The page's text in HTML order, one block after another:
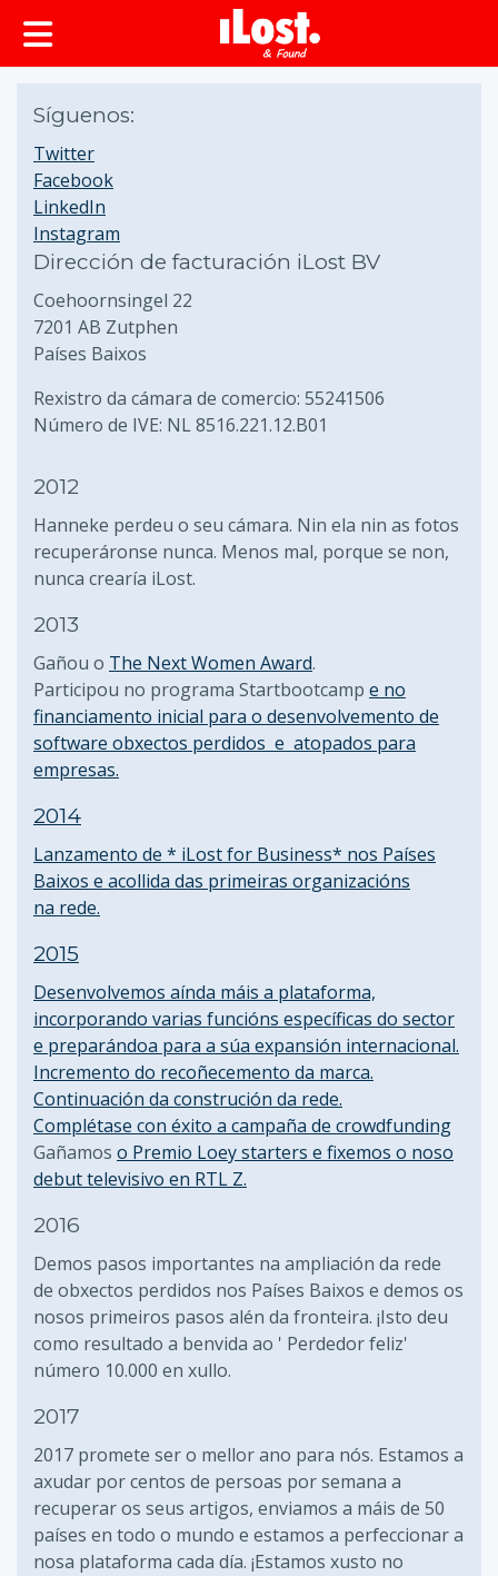
Síguenos:
Twitter
Facebook
LinkedIn
Instagram
Dirección de facturación iLost BV
Coehoornsingel 22
7201 AB Zutphen
Países Baixos
Rexistro da cámara de comercio: 55241506
Número de IVE: NL 8516.221.12.B01
2012
Hanneke perdeu o seu cámara. Nin ela nin as fotos
recuperáronse nunca. Menos mal, porque se non,
nunca crearía iLost.
2013
Gañou o The Next Women Award.
Participou no programa Startbootcamp e no
financiamento inicial para o desenvolvemento de
software obxectos perdidos e atopados para
empresas.
2014
Lanzamento de * iLost for Business* nos Países
Baixos e acollida das primeiras organizacións
na rede.
2015
Desenvolvemos aínda máis a plataforma,
incorporando varias funcións específicas do sector
e preparándoa para a súa expansión internacional.
Incremento do recoñecemento da marca.
Continuación da construción da rede.
Complétase con éxito a campaña de crowdfunding
Gañamos o Premio Loey starters e fixemos o noso
debut televisivo en RTL Z.
2016
Demos pasos importantes na ampliación da rede
de obxectos perdidos nos Países Baixos e demos os
nosos primeiros pasos alén da fronteira. ¡Isto deu
como resultado a benvida ao ' Perdedor feliz'
número 10.000 en xullo.
2017
2017 promete ser o mellor ano para nós. Estamos a
axudar por centos de persoas por semana a
recuperar os seus artigos, enviamos a máis de 50
países en todo o mundo e estamos a perfeccionar a
nosa plataforma cada día. ¡Estamos xusto no